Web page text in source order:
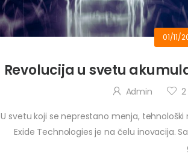
01/11/
Revolucija u svetu
Admin 2
U svetu koji se neprestano menja,
Exide Technologies je na čelu inovacija.